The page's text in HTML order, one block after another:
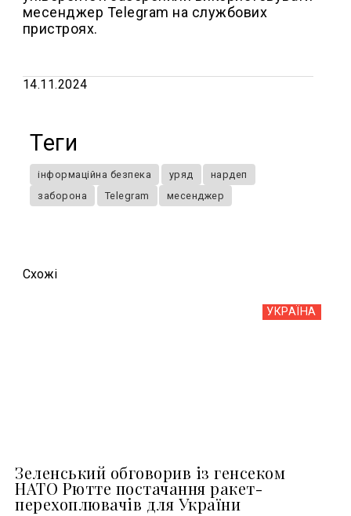
месенджер Telegram на службових
пристроях.
14.11.2024
Теги
інформаційна безпека уряд
нардеп
заборона
Telegram месенджер
Схожi
УКРАЇНА
Зеленський обговорив із генсеком
НАТО Рютте постачання ракет-
перехоплювачів для України